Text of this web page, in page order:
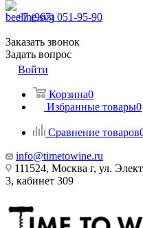
+7 (967) 051-95-90
Заказать звонок
Задать вопрос
Войти
Корзина0
Избранные товары0
Сравнение товаров
info@timetowine.ru
111524, Москва г, ул.
3, кабинет 309